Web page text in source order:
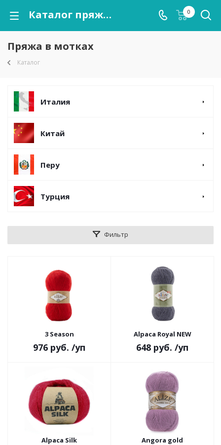
Каталог пряжи в мотках оптом. Мы предлагаем широкий ассортимент пряжи оптом в Москве в нашем шоуруме, а также с доставкой по России транспортными компаниями. 0
Пряжа в мотках
Каталог
Италия
Китай
Перу
Турция
Фильтр
3 Season
976 руб. /уп
Alpaca Royal NEW
648 руб. /уп
Alpaca Silk Angora gold